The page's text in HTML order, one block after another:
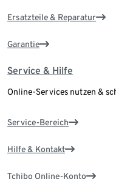
Ersatzteile & Reparatur
Garantie
Service & Hilfe
Online-Services nutzen &
Service-Bereich
Hilfe & Kontakt
Tchibo Online-Konto